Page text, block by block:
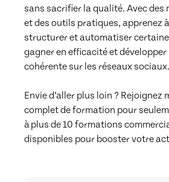
sans sacrifier la qualité. Avec des
et des outils pratiques, apprenez
structurer et automatiser
gagner en efficacité et développer
cohérente sur les réseaux
Envie d’aller plus loin ? Rejoignez
complet de formation pour
à plus de 10 formations
disponibles pour booster votre